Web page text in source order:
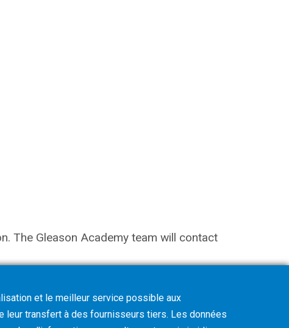
The Gleason Academy team will contact
et le meilleur service possible aux
leur transfert à des fournisseurs tiers. Les données